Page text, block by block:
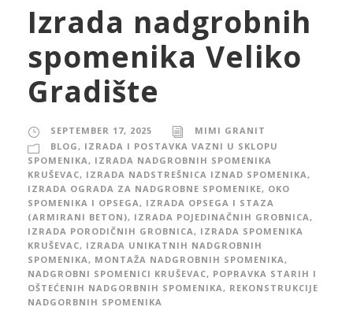
Izrada nadgrobnih
spomenika Veliko
Gradište
SEPTEMBER 17, 2025
MIMI GRANIT
BLOG , IZRADA I POSTAVKA VAZNI U SKLOPU
SPOMENIKA , IZRADA NADGROBNIH SPOMENIKA
KRUŠEVAC, IZRADA NADSTREŠNICA IZNAD SPOMENIKA ,
IZRADA OGRADA ZA NADGROBNE SPOMENIKE, OKO
SPOMENIKA I OPSEGA , IZRADA OPSEGA I STAZA
(ARMIRANI BETON), IZRADA POJEDINAČNIH GROBNICA ,
IZRADA PORODIČNIH GROBNICA , IZRADA SPOMENIKA
KRUŠEVAC, IZRADA UNIKATNIH NADGROBNIH
SPOMENIKA , MONTAŽA NADGROBNIH SPOMENIKA ,
NADGROBNI SPOMENICI KRUŠEVAC, POPRAVKA STARIH I
OŠTEĆENIH NADGORBNIH SPOMENIKA , REKONSTRUKCIJE
NADGORBNIH SPOMENIKA